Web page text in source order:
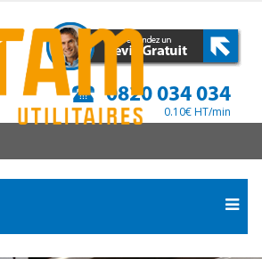
0820 034 034
0.10€ HT/min